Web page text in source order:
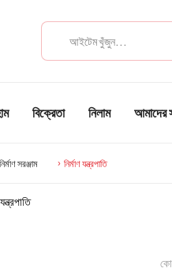
বিক্রেতা নিলাম আমাদের
নির্মাণ সরঞ্জাম নির্মাণ যন্ত্রপাতি